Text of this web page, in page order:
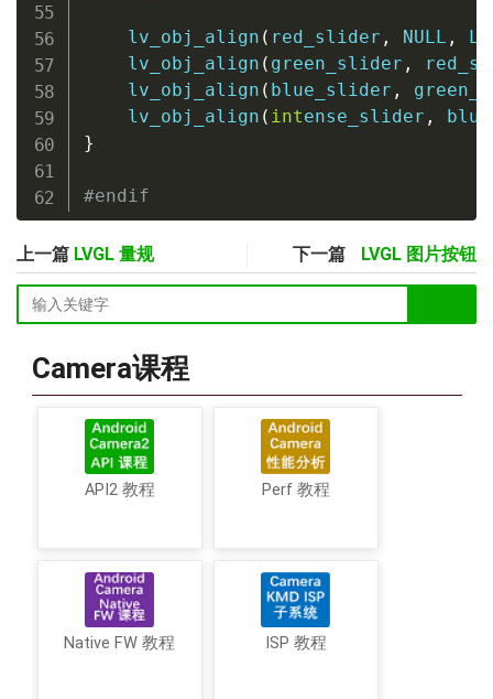
lv_obj_align ( red_slider , NULL ,
lv_obj_align ( green_slider ,
lv_obj_align ( blue_slider ,
lv_obj_align ( intense_slider ,
}
#endif
上一篇 LVGL 量规 下一篇 LVGL 图片按钮
Camera课程
API2 教程 Perf 教程
Native FW 教程 ISP 教程